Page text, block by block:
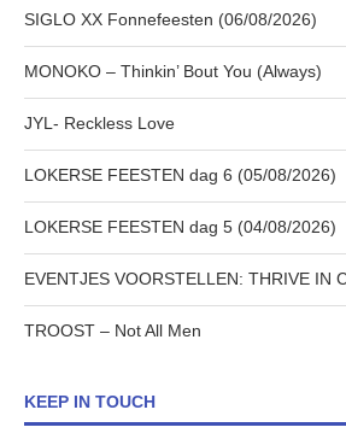
SIGLO XX Fonnefeesten (06/08/2026)
MONOKO – Thinkin’ Bout You (Always)
JYL- Reckless Love
LOKERSE FEESTEN dag 6 (05/08/2026)
LOKERSE FEESTEN dag 5 (04/08/2026)
EVENTJES VOORSTELLEN: THRIVE IN
TROOST – Not All Men
KEEP IN TOUCH